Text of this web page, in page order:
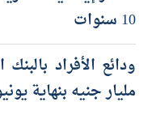
10 سنوات
مليار جنيه بنهاية يونيو